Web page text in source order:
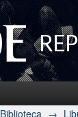
Biblioteca →